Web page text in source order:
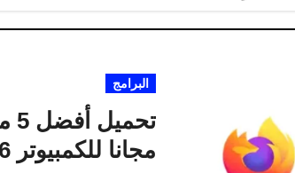
البرامج
مجانا للكمبيوتر 2026